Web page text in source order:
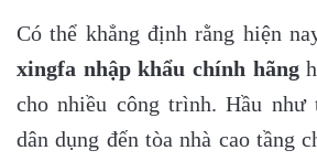
Có thể khẳng định rằng hiện
xingfa nhập khẩu chính hãng
cho nhiều công trình. Hầu như
dân dụng đến tòa nhà cao tầng